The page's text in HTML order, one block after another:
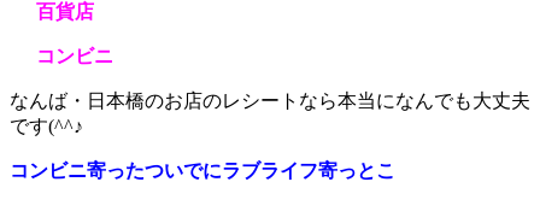
百貨店
コンビニ
なんば・日本橋のお店のレシートなら本当になんでも大丈夫
です(^^♪
コンビニ寄ったついでにラブライフ寄っとこ